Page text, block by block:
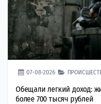
07-08-2026
Обещали легкий доход:
более 700 тысяч рублей